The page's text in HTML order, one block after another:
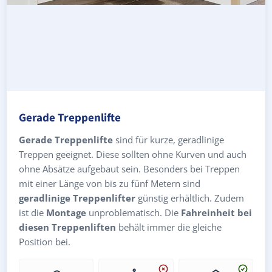
Gerade Treppenlifte
Gerade Treppenlifte sind für kurze, geradlinige
Treppen geeignet. Diese sollten ohne Kurven und auch
ohne Absätze aufgebaut sein. Besonders bei Treppen
mit einer Länge von bis zu fünf Metern sind
geradlinige Treppenlifter günstig erhältlich. Zudem
ist die Montage unproblematisch. Die Fahreinheit bei
diesen Treppenliften behält immer die gleiche
Position bei.